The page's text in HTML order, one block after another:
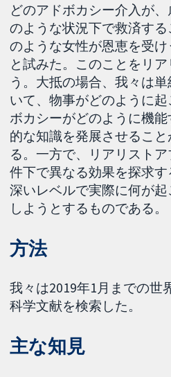
どのアドボカシー介入が
のような状況下で救済す
のような女性が恩恵を受
と試みた。このことをリ
う。大抵の場合、我々は
いて、物事がどのように
ボカシーがどのように機
的な知識を発展させるこ
る。一方で、リアリスト
件下で異なる効果を探求
深いレベルで実際に何が
しようとするものである。
方法
我々は2019年1月までの世
科学文献を検索した。
主な知見